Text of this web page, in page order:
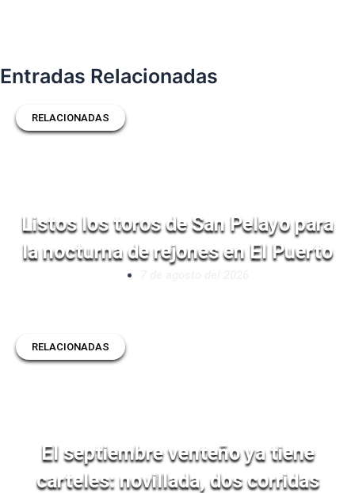
Entradas Relacionadas
RELACIONADAS
Listos los toros de San Pelayo para
la nocturna de rejones en El Puerto
RELACIONADAS
El septiembre venteño ya tiene
carteles: novillada, dos corridas